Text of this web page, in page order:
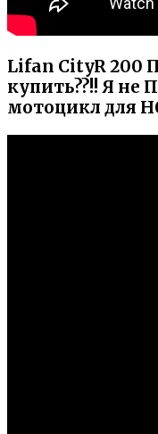
Lifan CityR 200
купить??!! Я
мотоцикл для